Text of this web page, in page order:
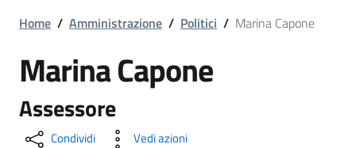
Marina Capone
Home / Amministrazione / Politici / Marina Capone
Marina Capone
Assessore
Condividi Vedi azioni